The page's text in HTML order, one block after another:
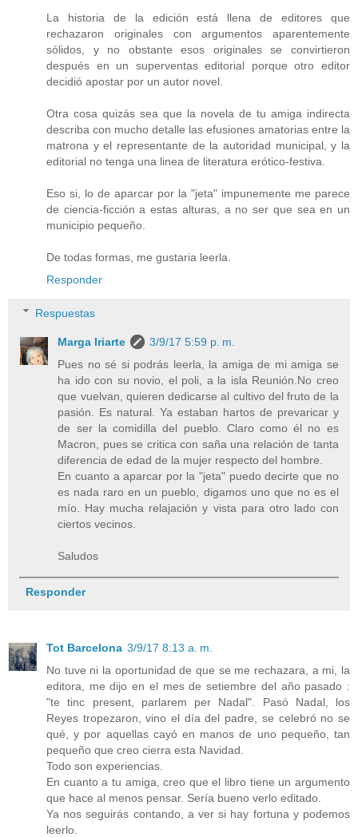
La historia de la edición está llena de editores que
rechazaron originales con argumentos aparentemente
sólidos, y no obstante esos originales se convirtieron
después en un superventas editorial porque otro editor
decidió apostar por un autor novel.
Otra cosa quizás sea que la novela de tu amiga indirecta
describa con mucho detalle las efusiones amatorias entre la
matrona y el representante de la autoridad municipal, y la
editorial no tenga una linea de literatura erótico-festiva.
Eso si, lo de aparcar por la "jeta" impunemente me parece
de ciencia-ficción a estas alturas, a no ser que sea en un
municipio pequeño.
De todas formas, me gustaria leerla.
Responder
Respuestas
Marga Iriarte
3/9/17 5:59 p. m.
Pues no sé si podrás leerla, la amiga de mi amiga se
ha ido con su novio, el poli, a la isla Reunión.No creo
que vuelvan, quieren dedicarse al cultivo del fruto de la
pasión. Es natural. Ya estaban hartos de prevaricar y
de ser la comidilla del pueblo. Claro como él no es
Macron, pues se critica con saña una relación de tanta
diferencia de edad de la mujer respecto del hombre.
En cuanto a aparcar por la "jeta" puedo decirte que no
es nada raro en un pueblo, digamos uno que no es el
mío. Hay mucha relajación y vista para otro lado con
ciertos vecinos.
Saludos
Responder
Tot Barcelona 3/9/17 8:13 a. m.
No tuve ni la oportunidad de que se me rechazara, a mi, la
editora, me dijo en el mes de setiembre del año pasado :
"te tinc present, parlarem per Nadal". Pasó Nadal, los
Reyes tropezaron, vino el día del padre, se celebró no se
qué, y por aquellas cayó en manos de uno pequeño, tan
pequeño que creo cierra esta Navidad.
Todo son experiencias.
En cuanto a tu amiga, creo que el libro tiene un argumento
que hace al menos pensar. Sería bueno verlo editado.
Ya nos seguirás contando, a ver si hay fortuna y podemos
leerlo.